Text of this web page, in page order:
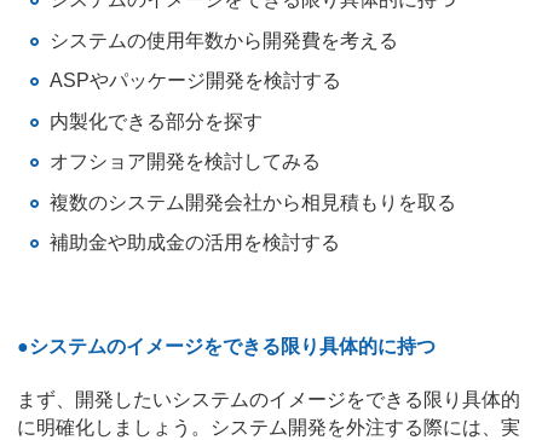
システムの使用年数から開発費を考える
ASPやパッケージ開発を検討する
内製化できる部分を探す
オフショア開発を検討してみる
複数のシステム開発会社から相見積もりを取る
補助金や助成金の活用を検討する
●システムのイメージをできる限り具体的に持つ
まず、開発したいシステムのイメージをできる限り具体的
に明確化しましょう。システム開発を外注する際には、実